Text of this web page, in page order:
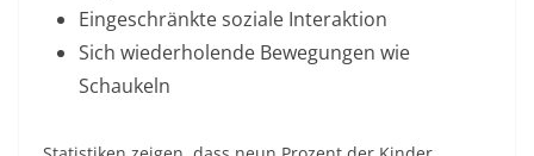
Eingeschränkte soziale Interaktion
Sich wiederholende Bewegungen wie
Schaukeln